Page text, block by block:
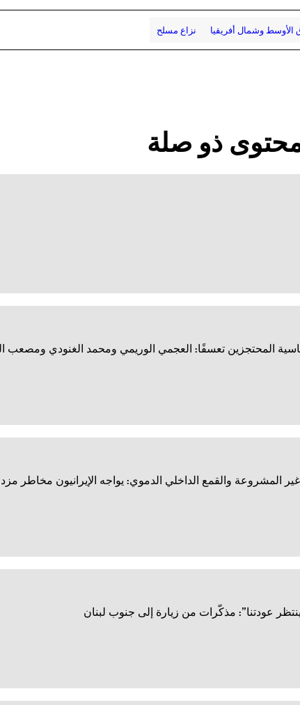
الأوسط وشمال أفريقيا نزاع مسلح
ذو صلة
المحتجزين تعسفًا: العجمي الوريمي ومحمد الغنودي ومصعب
غير المشروعة والقمع الداخلي الدموي: يواجه الإيرانيون مخاطر
عودتنا”: مذكّرات من زيارة إلى جنوب لبنان